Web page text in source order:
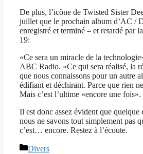
De plus, l’icône de Twisted Sister
juillet que le prochain album d’AC /
enregistré et terminé – et retardé par
19:
«Ce sera un miracle de la
ABC Radio. «Ce qui sera réalisé, la
que nous connaissons pour un autre
édifiant et déchirant. Parce que rien
Mais c’est l’ultime «encore une fois».
Il est donc assez évident que quelque
nous ne savons tout simplement pas
c’est… encore. Restez à l’écoute.
Catégories
Divers